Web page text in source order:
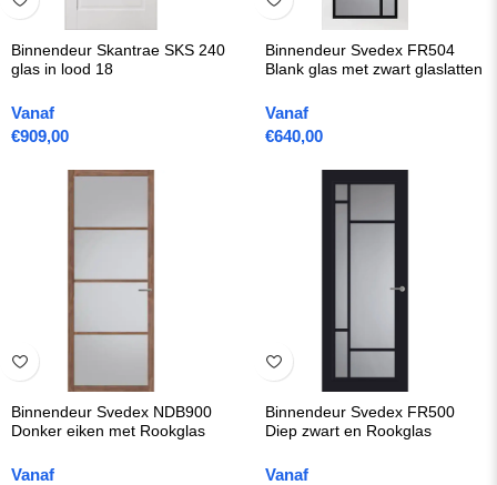
Binnendeur Skantrae SKS 240
glas in lood 18
Vanaf
€909,00
Binnendeur Svedex FR504
Blank glas met zwart glaslatten
Vanaf
€640,00
Binnendeur Svedex NDB900
Donker eiken met Rookglas
Vanaf
Binnendeur Svedex FR500
Diep zwart en Rookglas
Vanaf